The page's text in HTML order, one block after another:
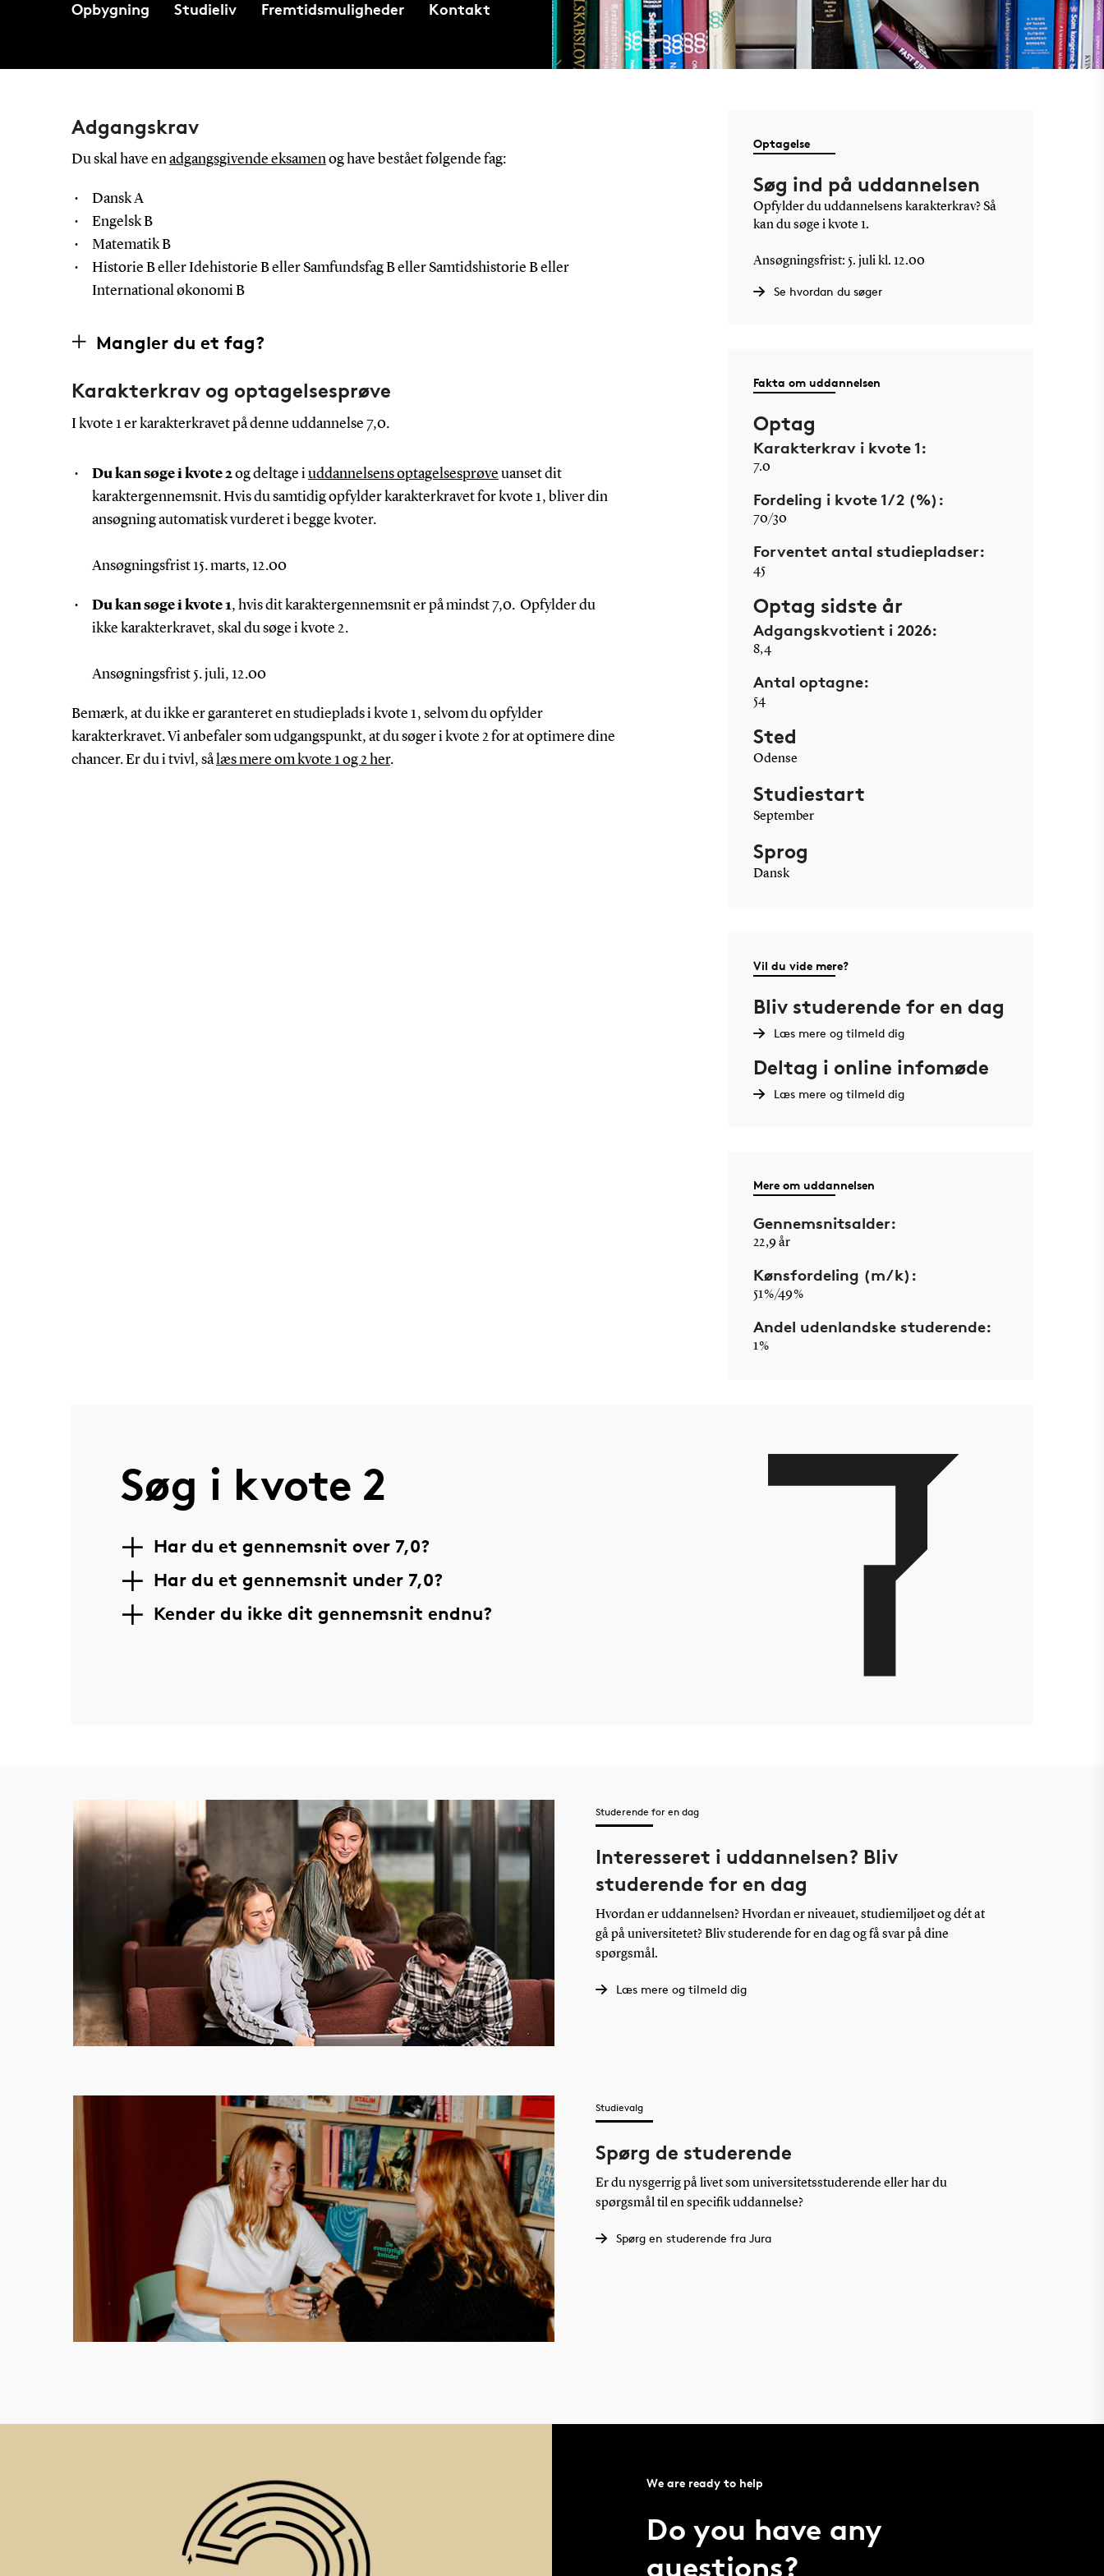
Opbygning
Studieliv Fremtidsmuligheder Kontakt
Adgangskrav
Du skal have en adgangsgivende eksamen og have bestået følgende fag:
Dansk A
Engelsk B
Matematik B
Historie B eller Idehistorie B eller Samfundsfag B eller Samtidshistorie B eller
International økonomi B
Mangler du et fag?
Karakterkrav og optagelsesprøve
I kvote 1 er karakterkravet på denne uddannelse 7,0.
Du kan søge i kvote 2og deltage i uddannelsens optagelsesprøve uanset dit
karaktergennemsnit. Hvis du samtidig opfylder karakterkravet for kvote 1, bliver din
ansøgning automatisk vurderet i begge kvoter.
Ansøgningsfrist 15. marts, 12.00
Du kan søge i kvote 1, hvis dit karaktergennemsnit er på mindst 7,0. Opfylder du
ikke karakterkravet, skal du søge i kvote 2.
Ansøgningsfrist 5. juli, 12.00
Bemærk, at du ikke er garanteret en studieplads i kvote 1, selvom du opfylder
karakterkravet. Vi anbefaler som udgangspunkt, at du søger i kvote 2 for at optimere dine
chancer. Er du i tvivl, så læs mere om kvote 1 og 2 her.
Optagelse
Søg ind på uddannelsen
Opfylder du uddannelsens karakterkrav? Så
kan du søge i kvote 1.
Ansøgningsfrist: 5. juli kl. 12.00
Se hvordan du søger
Fakta om uddannelsen
Optag
Karakterkrav i kvote 1:
7.0
Fordeling i kvote 1/2 (%):
70/30
Forventet antal studiepladser:
45
Optag sidste år
Adgangskvotient i 2026:
8,4
Antal optagne:
54
Sted
Odense
Studiestart
September
Sprog
Dansk
Vil du vide mere?
Bliv studerende for en dag
Læs mere og tilmeld dig
Deltag i online infomøde
Læs mere og tilmeld dig
Mere om uddannelsen
Gennemsnitsalder:
22,9 år
Kønsfordeling (m/k):
51 %/49 %
Andel udenlandske studerende:
1 %
Søg i kvote 2
Har du et gennemsnit over 7,0?
Har du et gennemsnit under 7,0?
Kender du ikke dit gennemsnit endnu?
Studerende for en dag
Interesseret i uddannelsen? Bliv
studerende for en dag
Hvordan er uddannelsen? Hvordan er niveauet, studiemiljøet og dét at
gå på universitetet? Bliv studerende for en dag og få svar på dine
spørgsmål.
Læs mere og tilmeld dig
Studievalg
Spørg de studerende
Er du nysgerrig på livet som universitetsstuderende eller har du
spørgsmål til en specifik uddannelse?
Spørg en studerende fra Jura
We are ready to help
Do you have any
questions?